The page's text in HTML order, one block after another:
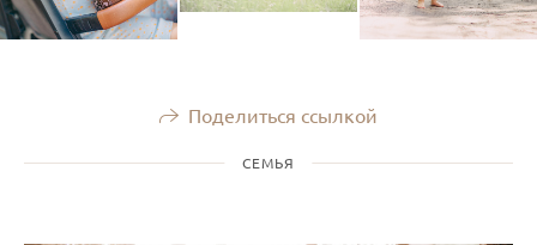
Поделиться ссылкой
СЕМЬЯ